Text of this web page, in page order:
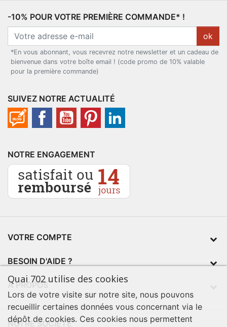
-10% POUR VOTRE PREMIÈRE COMMANDE* !
ok
*En vous abonnant, vous recevrez notre newsletter et un cadeau de
bienvenue dans votre boîte email ! (code promo de 10% valable
pour la première commande)
SUIVEZ NOTRE ACTUALITÉ
NOTRE ENGAGEMENT
VOTRE COMPTE
BESOIN D'AIDE ?
À PROPOS
NOTRE SOCIÉTÉ
Quai 702 utilise des cookies
Lors de votre visite sur notre site, nous pouvons
recueillir certaines données vous concernant via le
dépôt de cookies. Ces cookies nous permettent